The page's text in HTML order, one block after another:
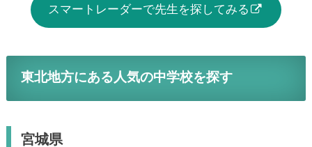
スマートレーダーで先生を探してみる
東北地方にある人気の中学校を探す
宮城県